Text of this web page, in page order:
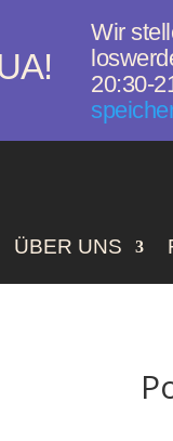
Wir
20:30-
ÜBER UNS